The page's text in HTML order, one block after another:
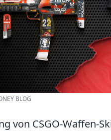
BLOG
von CSGO-Waffen-